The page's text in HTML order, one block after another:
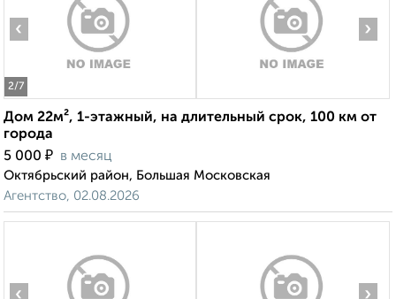
2/7
‹ ›
Дом 22м², 1-этажный, на длительный срок, 100 км от
города
5 000 ₽ в месяц
Октябрьский район, Большая Московская
Агентство, 02.08.2026
‹ ›